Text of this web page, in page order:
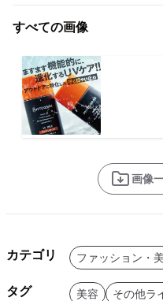
すべての画像
画像
カテゴリ ファッション・
タグ 美容 その他ラ